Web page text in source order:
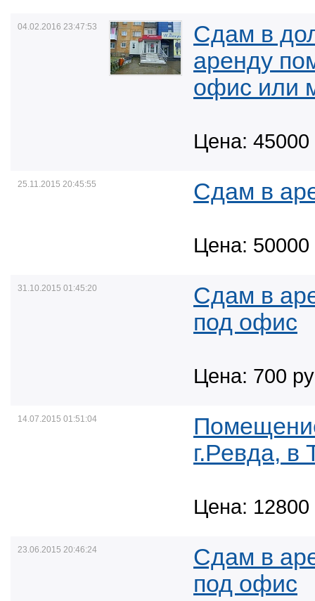
04.02.2016 23:47:53
Сдам в
аренду
офис или
Цена: 45000
25.11.2015 20:45:55 Сдам в
Цена: 50000
31.10.2015 01:45:20
Сдам в
под офис
Цена: 700
14.07.2015 01:51:04
г.Ревда,
Цена: 12800
23.06.2015 20:46:24
Сдам в
под офис